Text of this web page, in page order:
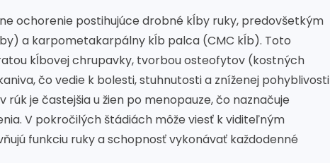
ochorenie postihujúce drobné kĺby ruky, predovšetkým
a karpometakarpálny kĺb palca (CMC kĺb). Toto
kĺbovej chrupavky, tvorbou osteofytov (kostných
čo vedie k bolesti, stuhnutosti a zníženej pohyblivosti
je častejšia u žien po menopauze, čo naznačuje
V pokročilých štádiách môže viesť k viditeľným
funkciu ruky a schopnosť vykonávať každodenné